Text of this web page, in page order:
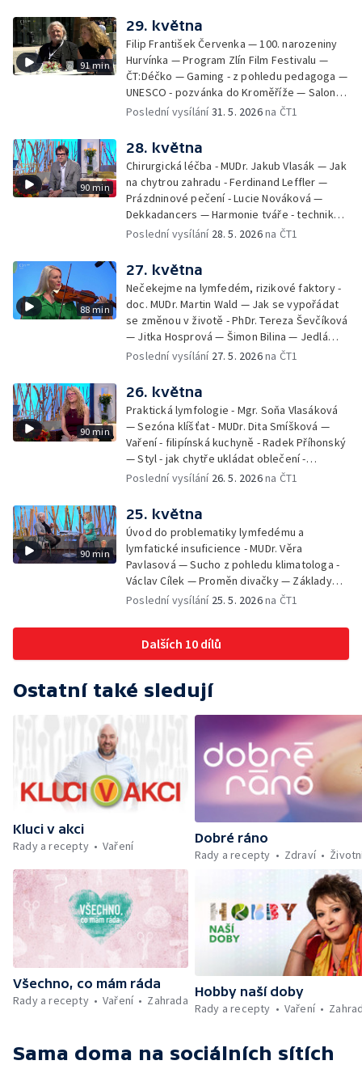
v Českém ráji - Tomáš Jeřábek, Magdalena
Borová, Eva Váchová
91 min
29. května
Filip František Červenka — 100. narozeniny
Hurvínka — Program Zlín Film Festivalu —
ČT:Déčko — Gaming - z pohledu pedagoga —
UNESCO - pozvánka do Kroměříže — Salon
filmových klapek
Poslední vysílání31. 5. 2026na ČT1
90 min
28. května
Chirurgická léčba - MUDr. Jakub Vlasák — Jak
na chytrou zahradu - Ferdinand Leffler —
Prázdninové pečení - Lucie Nováková —
Dekkadancers — Harmonie tváře - techniky
přírodního omlazení - Martina Kavecká —
Petr Bednařík — Počasí s Michalem Žákem
Poslední vysílání 28. 5. 2026na ČT1
88 min
27. května
Nečekejme na lymfedém, rizikové faktory -
doc. MUDr. Martin Wald — Jak se vypořádat
se změnou v životě - PhDr. Tereza Ševčíková
— Jitka Hosprová — Šimon Bilina — Jedlá
zahrada - Petra Matějková — Kulturní tipy
Poslední vysílání 27. 5. 2026na ČT1
90 min
26. května
Praktická lymfologie - Mgr. Soňa Vlasáková
— Sezóna klíšťat - MUDr. Dita Smíšková —
Vaření - filipínská kuchyně - Radek Příhonský
— Styl - jak chytře ukládat oblečení -
Veronika Slaninová — Běháme s dětmi - jak
Schneiderová — Colours of Ostrava - Filip
Košťálek a Jan Vojtko — Tajemství křišťálové
planety - Jan Maxián, Petr Horák a Adélka
Hesová — Český svaz ochránců přírody - Eva
Šrailová
Poslední vysílání 26. 5. 2026na ČT1
90 min
25. května
Úvod do problematiky lymfedému a
lymfatické insuficience - MUDr. Věra
Pavlasová — Sucho z pohledu klimatologa -
Václav Cílek — Proměn divačky — Základy
bezpečnosti dětí na inline bruslích - Petr
Zooterapie - praktické využití - Linda
Tinková — Pražské jaro - Klára Boudalová,
Marko Ivanović
Poslední vysílání 25. 5. 2026na ČT1
Dalších 10 dílů
Ostatní také sledují
Kluci v akci
Rady a recepty
Vaření
Dobré ráno
Rady a recepty
Zdraví
Všechno, co mám ráda
Rady a recepty
Vaření Zahrada
Hobby naší doby
Rady a recepty
Vaření
Sama doma na sociálních sítích